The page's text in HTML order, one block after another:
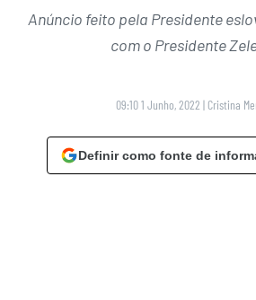
Anúncio feito pela Presidente
com o Presidente
09:10 1 Junho, 2022 | Cristina
Definir como fonte de